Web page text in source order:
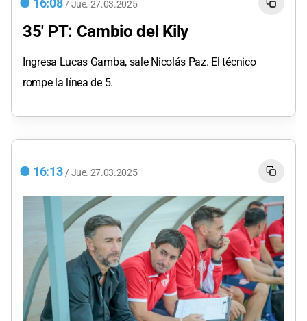
16:08 / Jue. 27.03.2025
35' PT: Cambio del Kily
Ingresa Lucas Gamba, sale Nicolás Paz. El técnico
rompe la línea de 5.
16:13 / Jue. 27.03.2025